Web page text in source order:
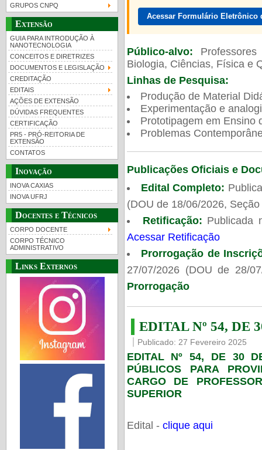
GRUPOS CNPQ
Extensão
GUIA PARA INTRODUÇÃO À
NANOTECNOLOGIA
CONCEITOS E DIRETRIZES
DOCUMENTOS E LEGISLAÇÃO
CREDITAÇÃO
EDITAIS
AÇÕES DE EXTENSÃO
DÚVIDAS FREQUENTES
CERTIFICAÇÃO
PR5 - PRÓ-REITORIA DE
EXTENSÃO
CONTATOS
Inovação
INOVA CAXIAS
INOVA UFRJ
Docentes e Técnicos
CORPO DOCENTE
CORPO TÉCNICO
ADMINISTRATIVO
Links Externos
Acessar Formulário
Público-alvo:
Biologia, Ciências, Física e
Linhas de Pesquisa:
Produção de Material
Experimentação e
Prototipagem em Ensino
Problemas
Publicações Oficiais e
Edital Completo:
(DOU de 18/06/2026,
Retificação: Publicada
Acessar Retificação
Prorrogação de
27/07/2026 (DOU de 28/
Prorrogação
EDITAL Nº 54, DE
Publicado: 27 Fevereiro 2025
EDITAL Nº 54, DE 30
PÚBLICOS PARA
CARGO DE
SUPERIOR
Edital - clique aqui